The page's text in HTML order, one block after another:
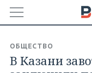
БАШКОРТОСТАН
НОВОСТИ
ОБЩЕСТВО
В Казани